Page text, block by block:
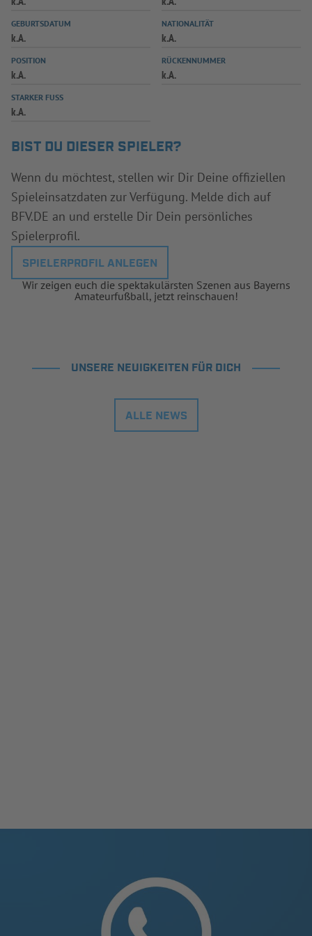
SPIELPLUS
GEBURTSDATUM
k.A.
NATIONALITÄT
k.A.
POSITION
k.A.
RÜCKENNUMMER
k.A.
STARKER FUSS
k.A.
BIST DU DIESER SPIELER?
Wenn du möchtest, stellen wir Dir Deine offiziellen
Spieleinsatzdaten zur Verfügung. Melde dich auf
BFV.DE an und erstelle Dir Dein persönliches
Spielerprofil.
SPIELERPROFIL ANLEGEN
Wir zeigen euch die spektakulärsten Szenen aus Bayerns
Amateurfußball, jetzt reinschauen!
UNSERE NEUIGKEITEN FÜR DICH
ALLE NEWS